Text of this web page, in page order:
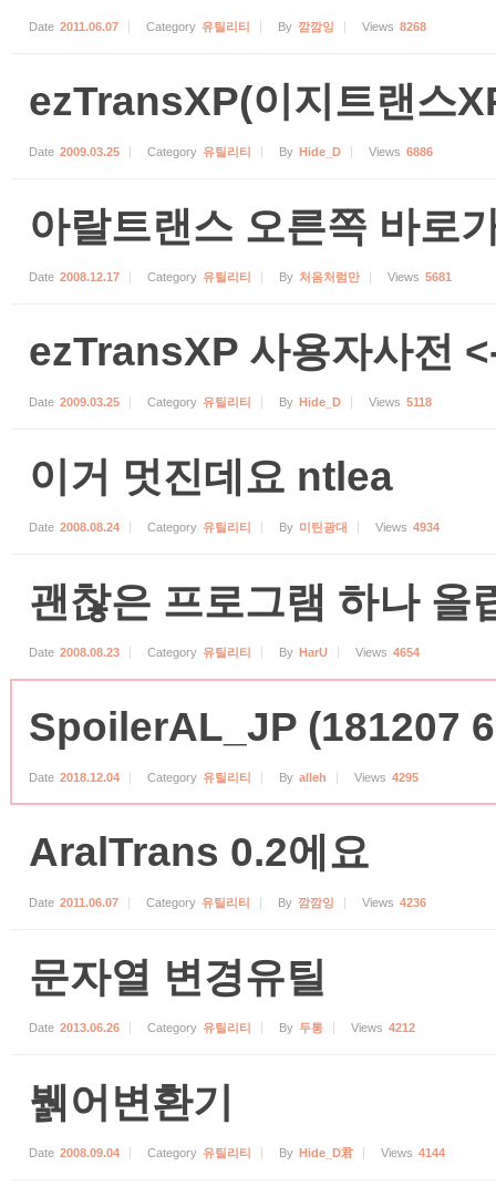
Date 2011.06.07 Category 유틸리티 By 깜깜잉 Views 8268
ezTransXP(이지트랜스
Date 2009.03.25 Category 유틸리티 By Hide_D Views 6886
아랄트랜스 오른쪽 바로
Date 2008.12.17 Category 유틸리티 By 처음처럼만 Views 5681
ezTransXP 사용자사전
Date 2009.03.25 Category 유틸리티 By Hide_D Views 5118
이거 멋진데요 ntlea
Date 2008.08.24 Category 유틸리티 By 미틴광대 Views 4934
괜찮은 프로그램 하나 올
Date 2008.08.23 Category 유틸리티 By HarU Views 4654
SpoilerAL_JP (181207
Date 2018.12.04 Category 유틸리티 By alleh Views 4295
AralTrans 0.2에요
Date 2011.06.07 Category 유틸리티 By 깜깜잉 Views 4236
문자열 변경유틸
Date 2013.06.26 Category 유틸리티 By 두통 Views 4212
뷁어변환기
Date 2008.09.04 Category 유틸리티 By Hide_D君 Views 4144